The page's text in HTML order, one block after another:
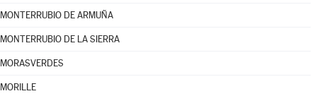
MONTERRUBIO DE ARMUÑA
MONTERRUBIO DE LA SIERRA
MORASVERDES
MORILLE